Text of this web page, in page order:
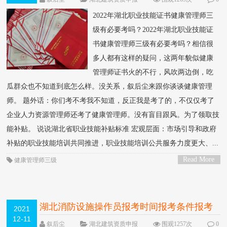
条评论
2022年湖北职业技能证书健康管理师三
级有必要考吗？2022年湖北职业技能证
书健康管理师三级有必要考吗？相信很
多人都有这样的疑问，这两年貌似健康
管理师证书火的不行，风吹两边倒，吃
瓜群众也不知道到底怎么样。没关系，叙后尘来跟你谈谈健康管理
师。 题外话：你们考不考我不知道，反正我是考了的，不仅仅考了
企业人力资源管理师还考了健康管理师。没有盲目跟风。为了领取技
能补贴。 说说湖北省职业技能补贴标准 宏观层面：市场引导和政府
补贴的职业技能培训共同推进，职业技能培训公共服务力度更大、...
Read More
健康管理师三级
2021
12-11
湖北消防设施操作员报考时间报考条件报考
流程考核方式
叙后尘 湖北建筑资质申报 围观1257次 0